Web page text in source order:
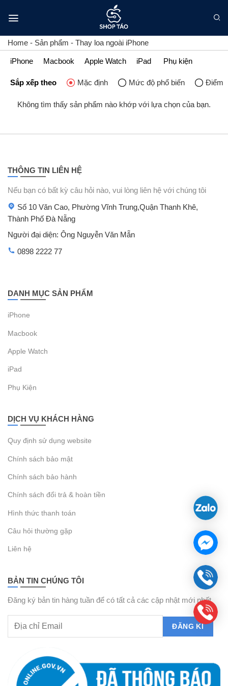
qua
dungHome - Sản phẩm - Thay loa ngoài iPhone
iPhone Macbook Apple Watch iPad Phụ kiện
Sắp xếp theo Mặc định Mức độ phổ biến Điểm
Không tìm thấy sản phẩm nào khớp với lựa chọn của bạn.
THÔNG TIN LIÊN HỆ
Nếu bạn có bất kỳ câu hỏi nào, vui lòng liên hệ với chúng tôi
Số 10 Văn Cao, Phường Vĩnh Trung,Quận Thanh Khê,
Thành Phố Đà Nẵng
Người đại diện: Ông Nguyễn Văn Mẵn
0898 2222 77
DANH MỤC SẢN PHẨM
iPhone
Macbook
Apple Watch
iPad
Phụ Kiện
DỊCH VỤ KHÁCH HÀNG
Quy định sử dụng website
Chính sách bảo mật
Chính sách bảo hành
Chính sách đổi trả & hoàn tiền
Hình thức thanh toán
Câu hỏi thường gặp
Liên hệ
BẢN TIN CHÚNG TÔI
Đăng ký bản tin hàng tuần để có tất cả các cập nhật mới nhất